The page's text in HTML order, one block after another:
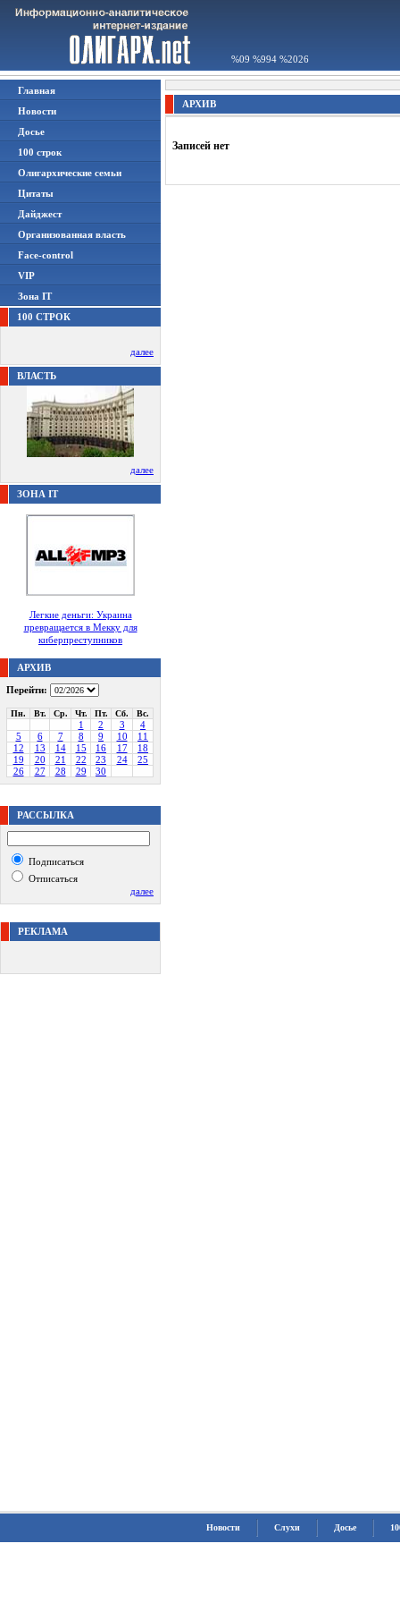
%09 %994 %2026
Главная
Новости
Досье
100 строк
Олигархические семьи
Цитаты
Дайджест
Организованная власть
Face-control
VIP
Зона IT
100 СТРОК
далее
ВЛАСТЬ
далее
ЗОНА IT
Легкие деньги: Украина
превращается в Мекку для
киберпреступников
АРХИВ
Перейти:
Пн. Вт. Ср. Чт. Пт. Сб. Вс.
1 2 3
4
5
6 7 8 9 10
11
12
13 14 15 16 17
18
19
20 21 22 23 24
25
26
27 28 29 30
РАССЫЛКА
Подписаться
Отписаться
далее
РЕКЛАМА
АРХИВ
Записей нет
Новости Слухи Досье